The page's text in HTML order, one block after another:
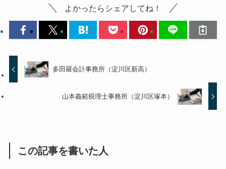
よかったらシェアしてね！
多田羅会計事務所（淀川区新高）
山本義範税理士事務所（淀川区塚本）
この記事を書いた人